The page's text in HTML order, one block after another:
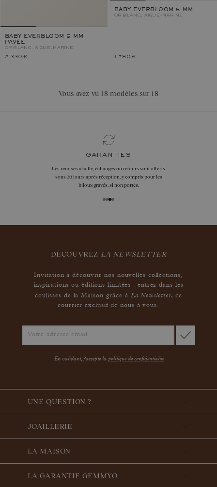
BABY EVERBLOOM 5 MM
PAVÉE
OR BLANC, AIGUE-MARINE
2 330 €
BABY EVERBLOOM 5 MM
OR BLANC, AIGUE-MARINE
1 780 €
Vous avez vu 18 modèles sur 18
garanties
Les remises à taille, échanges ou retours sont offerts
sous 30 jours après réception, y compris pour les
bijoux gravés, si non portés.
DÉCOUVREZ LA NEWSLETTER
Invitation à découvrir nos nouvelles collections,
inspirations ou éditions limitées : entrez dans les
coulisses de la Maison grâce à La Newsletter,ce
courrier exclusif de nous à vous.
En validant, j'accepte la politique de confidentialité
UNE QUESTION ?
JOAILLERIE
LA MAISON
LA GARANTIE GEMMYO